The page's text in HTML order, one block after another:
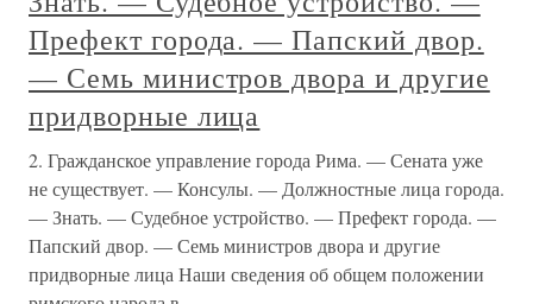
Префект города. — Папский двор.
— Семь министров двора и другие
придворные лица
2. Гражданское управление города Рима. — Сената уже
не существует. — Консулы. — Должностные лица города.
— Знать. — Судебное устройство. — Префект города. —
Папский двор. — Семь министров двора и другие
придворные лица Наши сведения об общем положении